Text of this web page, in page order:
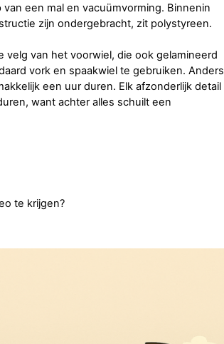
een mal en vacuümvorming. Binnenin
zijn ondergebracht, zit polystyreen.
van het voorwiel, die ook gelamineerd
vork en spaakwiel te gebruiken. Anders
een uur duren. Elk afzonderlijk detail
want achter alles schuilt een
te krijgen?